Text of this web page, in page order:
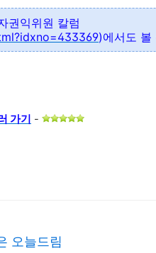
권익위원 칼럼
)에서도 볼
가기 -
오늘드림